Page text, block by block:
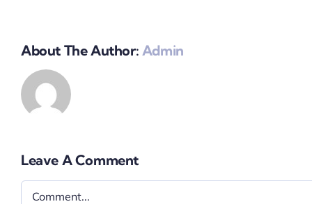
About The Author: Admin
Leave A Comment
Comment